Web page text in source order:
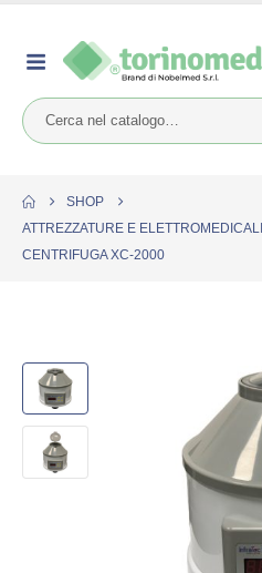
SHOP
ATTREZZATURE E ELETTROMEDICALI
CENTRIFUGA XC-2000